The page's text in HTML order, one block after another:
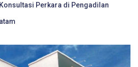
Perkara di Pengadilan